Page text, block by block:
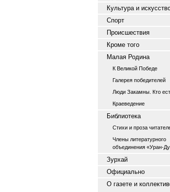
Культура и
Спорт
Происшествия
Кроме того
Малая Родина
К Великой Победе
Галерея победителей
Люди Закамны. Кто
Краеведение
Библиотека
Стихи и проза
Члены литературного
объединения «Уран-
Зурхай
Официально
О газете и